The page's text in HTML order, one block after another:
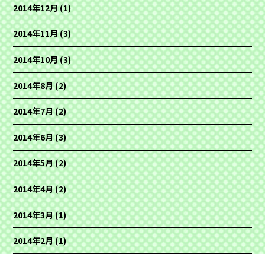
2014年12月(1)
2014年11月(3)
2014年10月(3)
2014年8月(2)
2014年7月(2)
2014年6月(3)
2014年5月(2)
2014年4月(2)
2014年3月(1)
2014年2月(1)